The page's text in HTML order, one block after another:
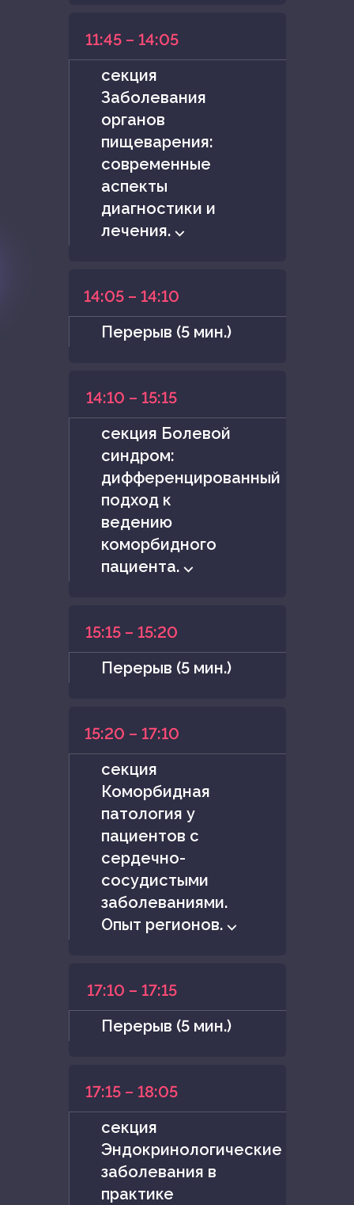
11:45 – 14:05
секция
Заболевания
органов
пищеварения:
современные
аспекты
диагностики и
лечения. ⌵
14:05 – 14:10
Перерыв (5 мин.)
14:10 – 15:15
секция Болевой
синдром:
дифференцированный
подход к
ведению
коморбидного
пациента. ⌵
15:15 – 15:20
Перерыв (5 мин.)
15:20 – 17:10
секция
Коморбидная
патология у
пациентов с
сердечно-
сосудистыми
заболеваниями.
Опыт регионов. ⌵
17:10 – 17:15
Перерыв (5 мин.)
17:15 – 18:05
секция
Эндокринологические
заболевания в
практике